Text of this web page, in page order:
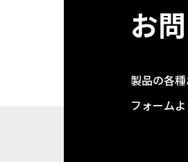
お
製品の各
フォーム